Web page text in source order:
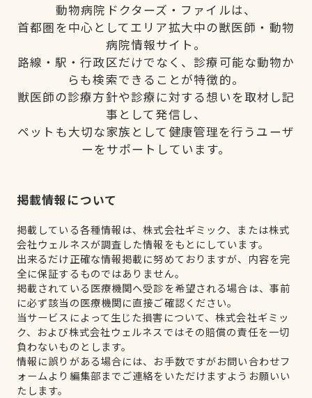
動物病院ドクターズ・ファイルは、
首都圏を中心としてエリア拡大中の獣医師・動物
病院情報サイト。
路線・駅・行政区だけでなく、診療可能な動物か
らも検索できることが特徴的。
獣医師の診療方針や診療に対する想いを取材し記
事として発信し、
ペットも大切な家族として健康管理を行うユーザ
ーをサポートしています。
掲載情報について
掲載している各種情報は、株式会社ギミック、または株式
会社ウェルネスが調査した情報をもとにしています。
出来るだけ正確な情報掲載に努めておりますが、内容を完
全に保証するものではありません。
掲載されている医療機関へ受診を希望される場合は、事前
に必ず該当の医療機関に直接ご確認ください。
当サービスによって生じた損害について、株式会社ギミッ
ク、および株式会社ウェルネスではその賠償の責任を一切
負わないものとします。
情報に誤りがある場合には、お手数ですがお問い合わせフ
ォームより編集部までご連絡をいただけますようお願いい
たします。